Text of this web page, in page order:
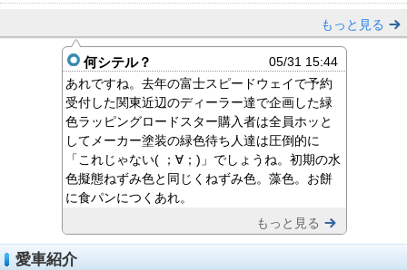
もっと見る
何シテル？
05/31 15:44
あれですね。去年の富士スピードウェイで予約
受付した関東近辺のディーラー達で企画した緑
色ラッピングロードスター購入者は全員ホッと
してメーカー塗装の緑色待ち人達は圧倒的に
「これじゃない( ；∀；)」でしょうね。初期の水
色擬態ねずみ色と同じくねずみ色。藻色。お餅
に食パンにつくあれ。
もっと見る
愛車紹介